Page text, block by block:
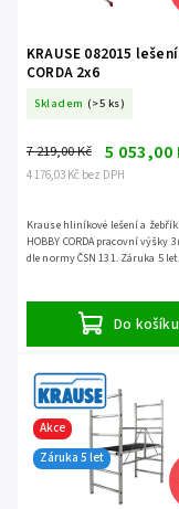
KRAUSE 082015
CORDA 2x6
Skladem (>5 ks)
4 176,03 Kč bez DPH
7 219,00 Kč 5 053,00
Do košíku
Krause hliníkové lešení a
HOBBY CORDA pracovní výšky
dle normy ČSN 131. Záruka 5 let.
Akce
Záruka 5 let